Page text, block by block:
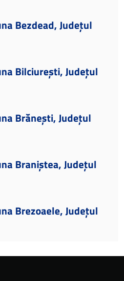
Bezdead, Județul
Bilciurești, Județul
Brănești, Județul
Braniștea, Județul
Brezoaele, Județul